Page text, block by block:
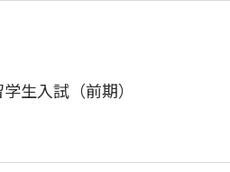
生入試（前期）